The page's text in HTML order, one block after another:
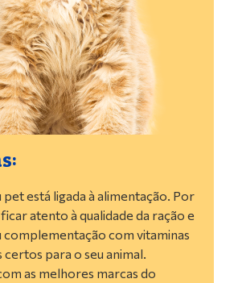
pet está ligada à alimentação. Por
atento à qualidade da ração e
complementação com vitaminas
para o seu animal.
as melhores marcas do